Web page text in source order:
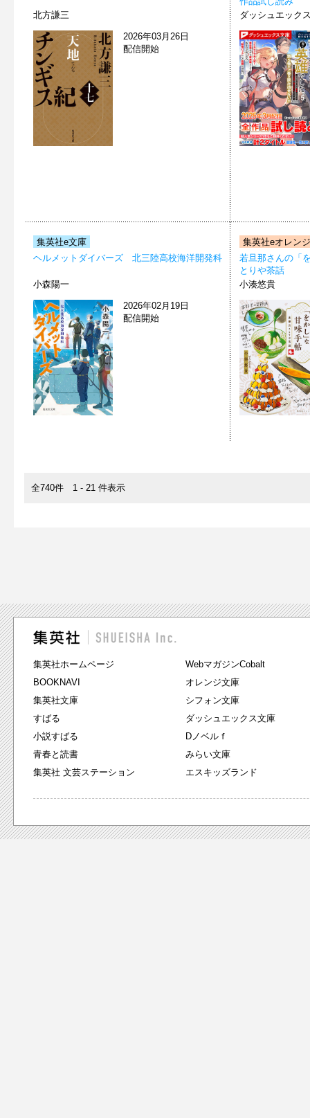
北方謙三
2026年03月26日
配信開始
ダッシュエック
集英社e文庫
ヘルメットダイバーズ 北三陸高校海洋開発科
小森陽一
2026年02月19日
配信開始
集英社eオレン
若旦那さんの「
とりや茶話
小湊悠貴
全740件 1 - 21 件表示
集英社ホームページ
BOOKNAVI
集英社文庫
すばる
小説すばる
青春と読書
集英社 文芸ステーション
WebマガジンCobalt
オレンジ文庫
シフォン文庫
ダッシュエックス文庫
Dノベルｆ
みらい文庫
エスキッズランド